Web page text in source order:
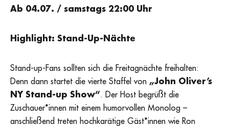
Ab 04.07. / samstags 22:00 Uhr
Highlight: Stand-Up-Nächte
Stand-up-Fans sollten sich die Freitagnächte freihalten:
Denn dann startet die vierte Staffel von „John Oliver’s
NY Stand-up Show“. Der Host begrüßt die
Zuschauer*innen mit einem humorvollen Monolog –
anschließend treten hochkarätige Gäst*innen wie Ron